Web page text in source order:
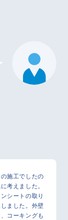
施工でしたの
考えました。
シートの取り
ました。外壁
コーキングも